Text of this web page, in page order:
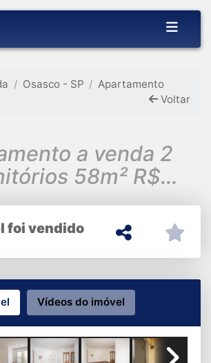
Osasco - SP
Apartamento
Voltar
a venda 2
58m² R$
Piratininga
Osasco/SP
foi vendido
Vídeos do imóvel
Sala 2 ambientes